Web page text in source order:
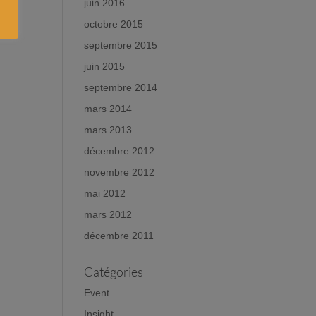
juin 2016
octobre 2015
septembre 2015
juin 2015
septembre 2014
mars 2014
mars 2013
décembre 2012
novembre 2012
mai 2012
mars 2012
décembre 2011
Catégories
Event